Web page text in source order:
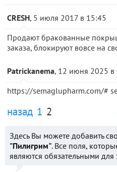
CRESH, 5 июля 2017 в 15:45
Продают бракованные
заказа, блокируют вовсе на
Patrickanema, 12 июня 2025 в
https://semaglupharm.com/#
назад 1 2
Здесь Вы можете добавить
"Пилигрим". Все поля,
являются обязательными для